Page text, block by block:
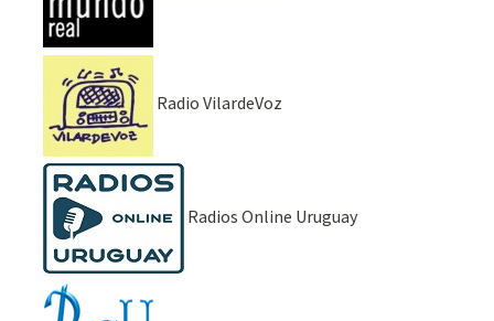
Radio VilardeVoz
Radios Online Uruguay